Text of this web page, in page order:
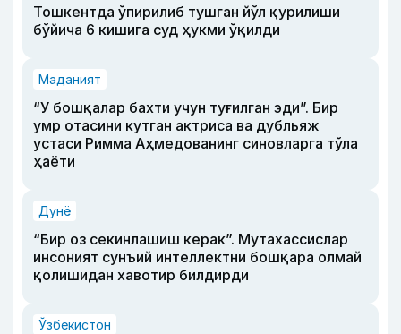
Тошкентда ўпирилиб тушган йўл қурилиши
бўйича 6 кишига суд ҳукми ўқилди
Маданият
“У бошқалар бахти учун туғилган эди”. Бир
умр отасини кутган актриса ва дубльяж
устаси Римма Аҳмедованинг синовларга тўла
ҳаёти
Дунё
“Бир оз секинлашиш керак”. Мутахассислар
инсоният сунъий интеллектни бошқара олмай
қолишидан хавотир билдирди
Ўзбекистон